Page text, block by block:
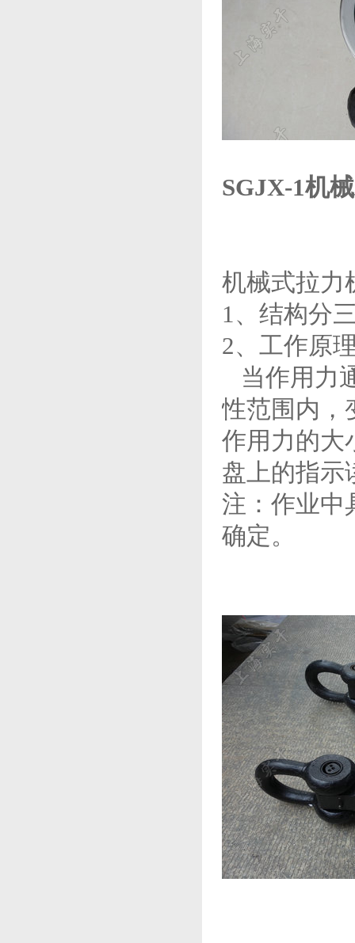
SGJX-1机
机械式拉
1、结构分
2、工作原
当作用力
性范围内，
作用力的大
盘上的指
注：作业中
确定。